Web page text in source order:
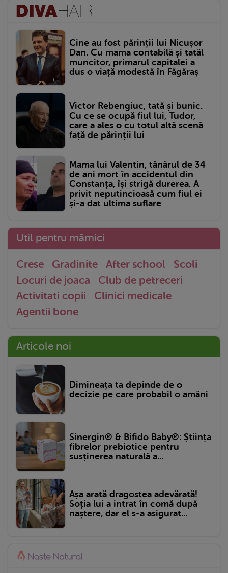
Cine au fost părinții lui Nicușor
Dan. Cu mama contabilă și tatăl
muncitor, primarul capitalei a
dus o viață modestă în Făgăraș
Victor Rebengiuc, tată și bunic.
Cu ce se ocupă fiul lui, Tudor,
care a ales o cu totul altă scenă
față de părinții lui
Mama lui Valentin, tânărul de 34
de ani mort în accidentul din
Constanța, își strigă durerea. A
privit neputincioasă cum fiul ei
și-a dat ultima suflare
Util pentru mămici
Crese Gradinite After school
Scoli
Locuri de joaca
Club de petreceri
Activitati copii
Clinici medicale
Agentii bone
Articole noi
Dimineața ta depinde de o
decizie pe care probabil o amâni
Sinergin® & Bifido Baby®: Știința
fibrelor prebiotice pentru
susținerea naturală a...
Așa arată dragostea adevărată!
Soția lui a intrat în comă după
naștere, dar el s-a asigurat...